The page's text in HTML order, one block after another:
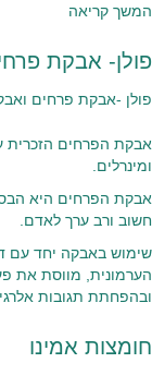
המשך קריאה
פולן- אבקת
פולן -אבקת פרחים
אבקת הפרחים הזכרית
ומינרלים.
אבקת הפרחים היא
חשוב ורב ערך לאדם.
שימוש באבקה יחד עם
הערמונית, מווסת את
ובהפחתת תגובות
חומצות אמינו